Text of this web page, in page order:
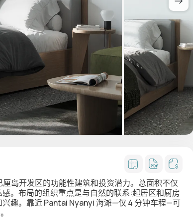
岛开发区的功能性建筑和投资潜力。总面积不仅
。布局的组织重点是与自然的联系:起居区和厨房
趣。靠近 Pantai Nyanyi 海滩—仅 4 分钟车程—可